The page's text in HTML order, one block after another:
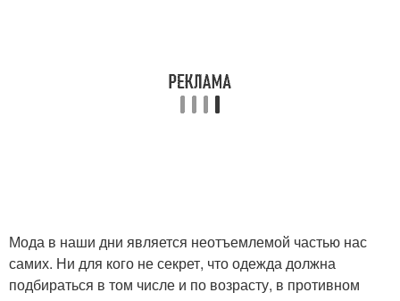
Мода в наши дни является неотъемлемой частью нас
самих. Ни для кого не секрет, что одежда должна
подбираться в том числе и по возрасту, в противном